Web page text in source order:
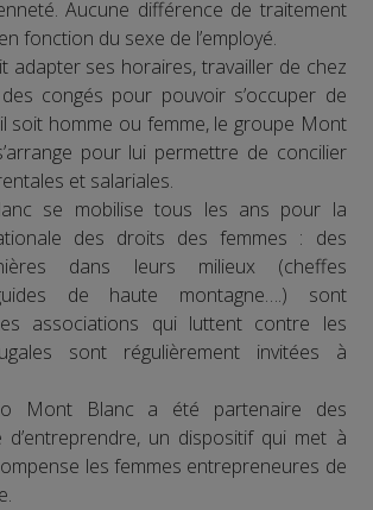
Aucune différence de traitement
fonction du sexe de l’employé.
adapter ses horaires, travailler de chez
congés pour pouvoir s’occuper de
soit homme ou femme, le groupe Mont
pour lui permettre de concilier
et salariales.
se mobilise tous les ans pour la
des droits des femmes : des
dans leurs milieux (cheffes
de haute montagne….) sont
associations qui luttent contre les
sont régulièrement invitées à
Mont Blanc a été partenaire des
d’entreprendre, un dispositif qui met à
les femmes entrepreneures de